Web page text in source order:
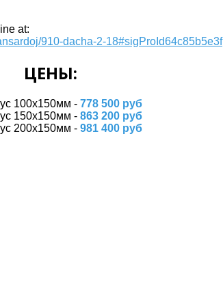
at:
910-dacha-2-18#sigProId64c85b5e3f
ЦЕНЫ:
100х150мм - 778 500 руб
150х150мм - 863 200 руб
200х150мм - 981 400 руб